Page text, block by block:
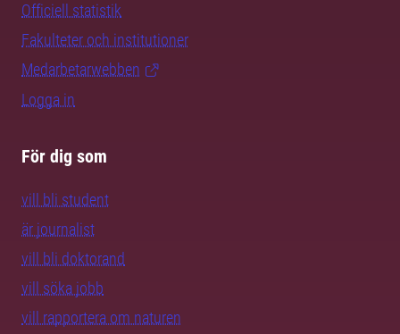
Officiell statistik
Fakulteter och institutioner
Medarbetarwebben
Logga in
För dig som
vill bli student
är journalist
vill bli doktorand
vill söka jobb
vill rapportera om naturen